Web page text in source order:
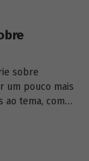
sobre
um pouco mais
ao tema, como